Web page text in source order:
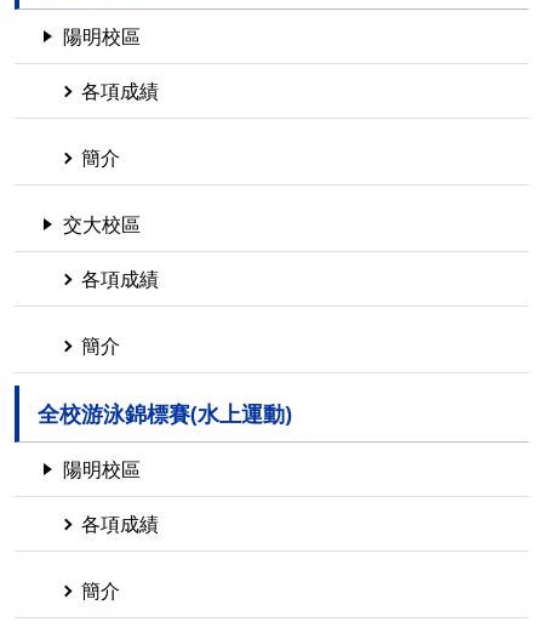
陽明校區
各項成績
簡介
交大校區
各項成績
簡介
全校游泳錦標賽(水上運動)
陽明校區
各項成績
簡介